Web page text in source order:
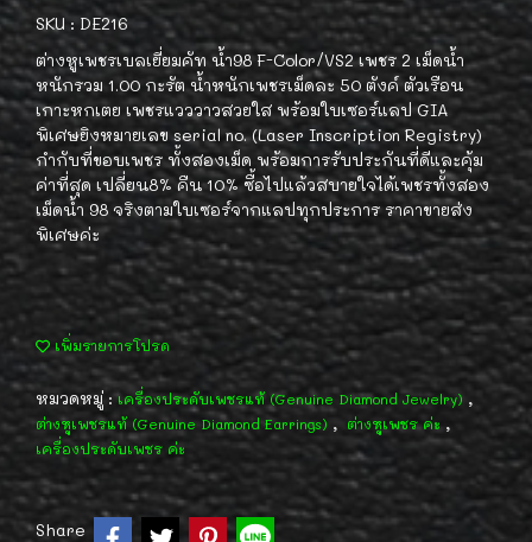
SKU : DE216
ต่างหูเพชรเบลเยี่ยมคัท น้ำ98 F-Color/VS2 เพชร 2 เม็ดน้ำ
หนักรวม 1.00 กะรัต น้ำหนักเพชรเม็ดละ 50 ตังค์ ตัวเรือน
เกาะหกเตย เพชรแวววาวสวยใส พร้อมใบเซอร์แลป GIA
พิเศษยิงหมายเลข serial no. (Laser Inscription Registry)
กำกับที่ขอบเพชร ทั้งสองเม็ด พร้อมการรับประกันที่ดีและคุ้ม
ค่าที่สุด เปลี่ยน8% คืน 10% ซื้อไปแล้วสบายใจได้เพชรทั้งสอง
เม็ดน้ำ 98 จริงตามใบเซอร์จากแลปทุกประการ ราคาขายส่ง
พิเศษค่ะ
เพิ่มรายการโปรด
หมวดหมู่ :เครื่องประดับเพชรแท้ (Genuine Diamond Jewelry) ,
ต่างหูเพชรแท้ (Genuine Diamond Earrings) , ต่างหูเพชร ค่ะ ,
เครื่องประดับเพชร ค่ะ
Share